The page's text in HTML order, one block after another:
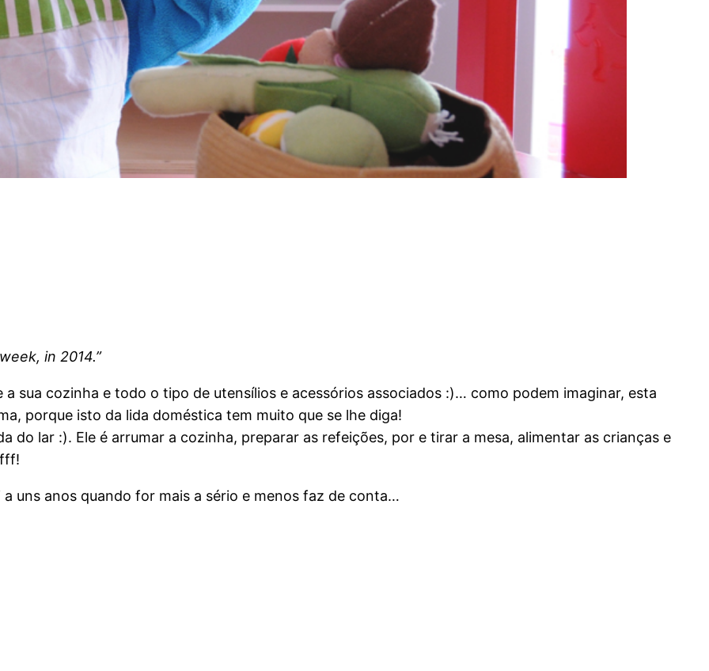
in 2014.”
a sua cozinha e todo o tipo de utensílios e acessórios associados :)… como podem imaginar, esta
porque isto da lida doméstica tem muito que se lhe diga!
do lar :). Ele é arrumar a cozinha, preparar as refeições, por e tirar a mesa, alimentar as crianças e
uns anos quando for mais a sério e menos faz de conta…